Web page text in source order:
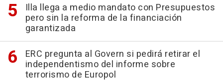
Illa llega a medio mandato con Presupuestos
pero sin la reforma de la financiación
garantizada
ERC pregunta al Govern si pedirá retirar el
independentismo del informe sobre
terrorismo de Europol